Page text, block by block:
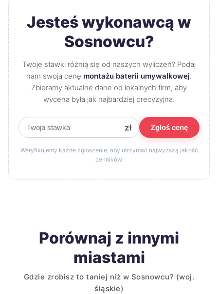
Jesteś wykonawcą w
Sosnowcu?
Twoje stawki różnią się od naszych wyliczeń? Podaj
nam swoją cenę montażu baterii umywalkowej.
Zbieramy aktualne dane od lokalnych firm, aby
wycena była jak najbardziej precyzyjna.
zł Zgłoś cenę
Weryfikujemy każde zgłoszenie, aby utrzymać najwyższą jakość
cenników.
Porównaj z innymi
miastami
Gdzie zrobisz to taniej niż w Sosnowcu? (woj.
śląskie)